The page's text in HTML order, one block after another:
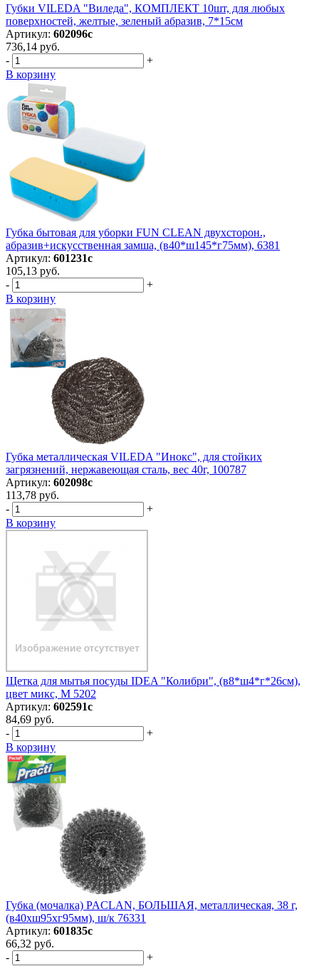
Губки VILEDA "Виледа", КОМПЛЕКТ 10шт, для любых
поверхностей, желтые, зеленый абразив, 7*15см
Артикул: 602096с
736,14 руб.
-
+
В корзину
Губка бытовая для уборки FUN CLEAN двухсторон.,
абразив+искусственная замша, (в40*ш145*г75мм), 6381
Артикул: 601231с
105,13 руб.
-
+
В корзину
Губка металлическая VILEDA "Инокс", для стойких
загрязнений, нержавеющая сталь, вес 40г, 100787
Артикул: 602098с
113,78 руб.
-
+
В корзину
Щетка для мытья посуды IDEA "Колибри", (в8*ш4*г*26см),
цвет микс, М 5202
Артикул: 602591с
84,69 руб.
-
+
В корзину
Губка (мочалка) PACLAN, БОЛЬШАЯ, металлическая, 38 г,
(в40хш95хг95мм), ш/к 76331
Артикул: 601835с
66,32 руб.
-
+